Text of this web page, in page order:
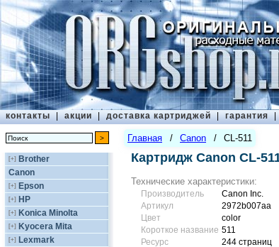
контакты | акции | доставка картриджей | гарантия |
[+] Brother
Canon
[+] Epson
[+] HP
[+] Konica Minolta
[+] Kyocera Mita
[+] Lexmark
Главная / Canon / CL-511
Картридж Canon CL-
Технические характеристики:
Производитель
Canon Inc.
Артикул
2972b007aa
Цвет
сolor
Короткое название 511
Ресурс
244 страниц